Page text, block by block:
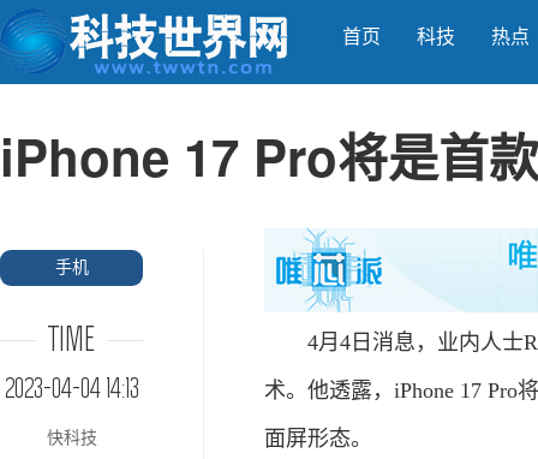
首页 科技 热点
iPhone 17 Pro将是首
手机
TIME
2023-04-04 14:13
快科技
4月4日消息，业内人士
术。他透露，iPhone 17 Pro
面屏形态。